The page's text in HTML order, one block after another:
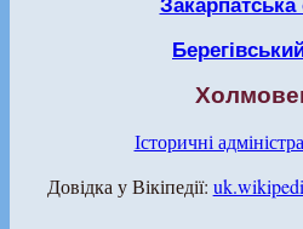
Історичні
Довідка у Вікіпедії: